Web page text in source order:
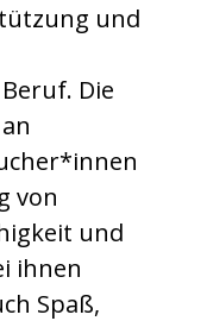
und
Die
von
und
ihnen
Spaß,